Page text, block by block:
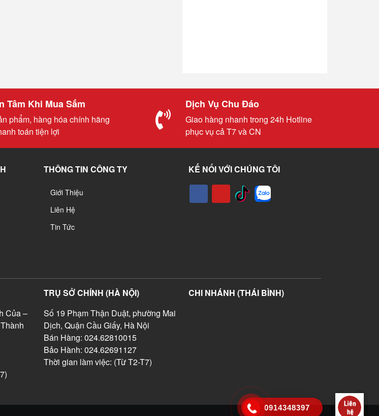
Tâm Khi Mua Sắm
phẩm, hàng hóa chính hãng
toán tiện lợi
Dịch Vụ Chu Đáo
Giao hàng nhanh trong 24h Hotline
phục vụ cả T7 và CN
THÔNG TIN CÔNG TY
Giới Thiệu
Liên Hệ
Tin Tức
KẾ NỐI VỚI CHÚNG TÔI
Của –
TRỤ SỞ CHÍNH (HÀ NỘI)
Số 19 Phạm Thận Duật, phường Mai
Dịch, Quận Cầu Giấy, Hà Nội
Bán Hàng: 024.62810015
Bảo Hành: 024.62691127
Thời gian làm việc: (Từ T2-T7)
CHI NHÁNH (THÁI BÌNH)
0914348397